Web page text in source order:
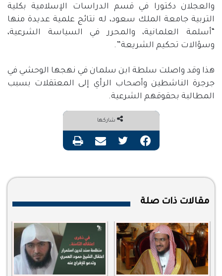
والعجلان دكتورا في قسم الدراسات الإسلامية بكلية
التربية جامعة الملك سعود، له نتائج علمية عديدة منها
“أسلمة العلمانية، والمحرر في السياسة الشرعية،
وسؤالات تحكيم الشريعة”.
هذا وقد واصلت سلطة ابن سلمان في نهجها الوحشي في
جرجرة الناشطين وأصحاب الرأي إلى المعتقلات بسبب
المطالبة بحقوقهم الشرعية.
شاركها
فيسبوك تويتر مشاركة عبر البريد طباعة
مقالات ذات صلة